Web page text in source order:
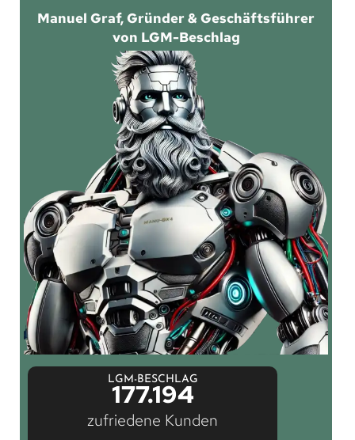
Manuel Graf, Gründer & Geschäftsführer
von LGM-Beschlag
LGM-BESCHLAG
177.194
zufriedene Kunden